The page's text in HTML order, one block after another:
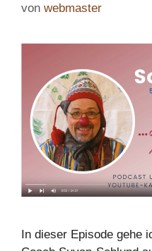
von webmaster
In dieser Episode gehe